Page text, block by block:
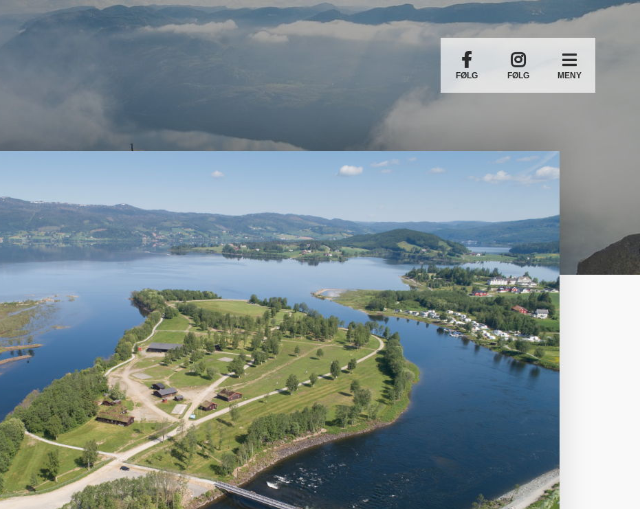
FØLG FØLG MENY